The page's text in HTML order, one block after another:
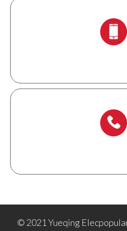
© 2021 Yueqing